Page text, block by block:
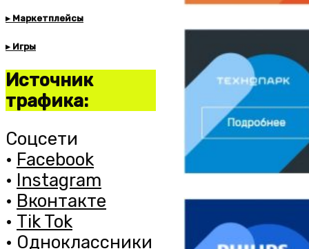
▸ Маркетплейсы
▸ Игры
Источник
трафика:
Соцсети
• Facebook
• Instagram
• Вконтакте
• Tik Tok
• Одноклассники